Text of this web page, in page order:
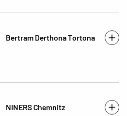
Bertram Derthona Tortona
NINERS Chemnitz